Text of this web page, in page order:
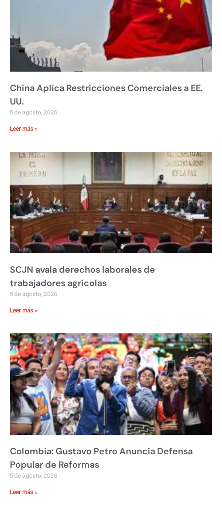
China Aplica Restricciones Comerciales a EE.
UU.
5 de agosto, 2026
Leer más »
SCJN avala derechos laborales de
trabajadores agrícolas
5 de agosto, 2026
Leer más »
Colombia: Gustavo Petro Anuncia Defensa
Popular de Reformas
5 de agosto, 2026
Leer más »